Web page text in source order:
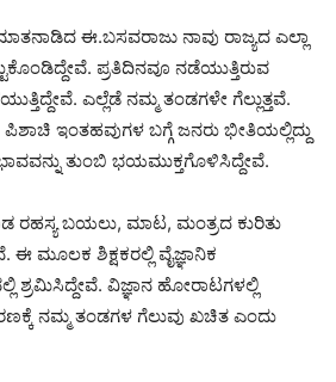
ಈ.ಬಸವರಾಜು ನಾವು ರಾಜ್ಯದ ಎಲ್ಲಾ
ಪ್ರತಿದಿನವೂ ನಡೆಯುತ್ತಿರುವ
ಎಲ್ಲೆಡೆ ನಮ್ಮ ತಂಡಗಳೇ ಗೆಲ್ಲುತ್ತವೆ.
ಇಂತಹವುಗಳ ಬಗ್ಗೆ ಜನರು ಭೀತಿಯಲ್ಲಿದ್ದು
ತುಂಬಿ ಭಯಮುಕ್ತಗೊಳಿಸಿದ್ದೇವೆ.
ರಹಸ್ಯ ಬಯಲು, ಮಾಟ, ಮಂತ್ರದ ಕುರಿತು
ಈ ಮೂಲಕ ಶಿಕ್ಷಕರಲ್ಲಿ ವೈಜ್ಞಾನಿಕ
ಶ್ರಮಿಸಿದ್ದೇವೆ. ವಿಜ್ಞಾನ ಹೋರಾಟಗಳಲ್ಲಿ
ನಮ್ಮ ತಂಡಗಳ ಗೆಲುವು ಖಚಿತ ಎಂದು